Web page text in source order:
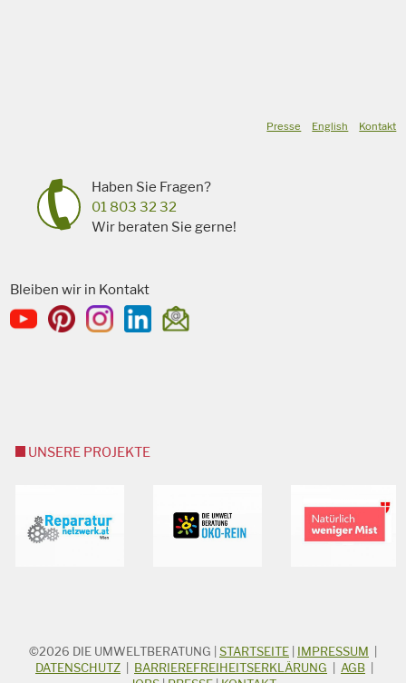
Presse English Kontakt
Haben Sie Fragen?
01 803 32 32
Wir beraten Sie gerne!
Bleiben wir in Kontakt
UNSERE PROJEKTE
STICHWORTSUCHE
Suchbegriff
©2026 DIE UMWELTBERATUNG STARTSEITE IMPRESSUM
DATENSCHUTZ
BARRIEREFREIHEITSERKLÄRUNG AGB